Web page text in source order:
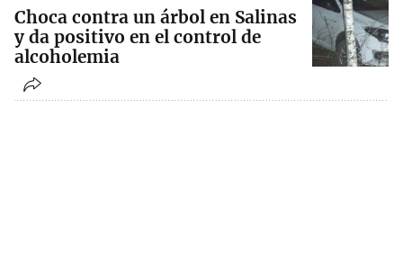
Choca contra un árbol en Salinas
y da positivo en el control de
alcoholemia